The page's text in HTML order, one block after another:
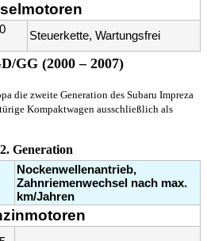
Steuerkette, Wartungsfrei
GG (2000 – 2007)
die zweite Generation des Subaru Impreza
Kompaktwagen ausschließlich als
Generation
Nockenwellenantrieb,
Zahnriemenwechsel nach max.
km/Jahren